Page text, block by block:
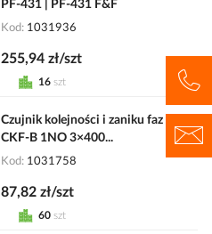
PF-431 | PF-431 F&F
Kod 1031936
255,94 zł/szt
16 szt
Czujnik kolejności i zaniku faz
CKF-B 1NO 3×400...
Kod 1031758
87,82 zł/szt
60 szt